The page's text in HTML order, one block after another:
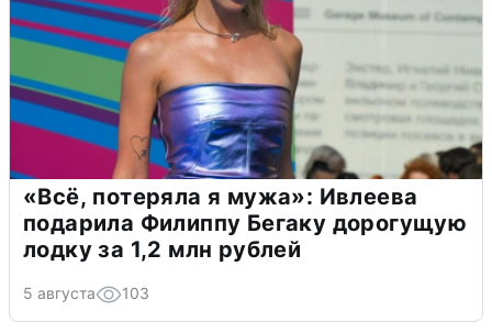
«Всё, потеряла я мужа»: Ивлеева
подарила Филиппу Бегаку дорогущую
лодку за 1,2 млн рублей
5 августа 103